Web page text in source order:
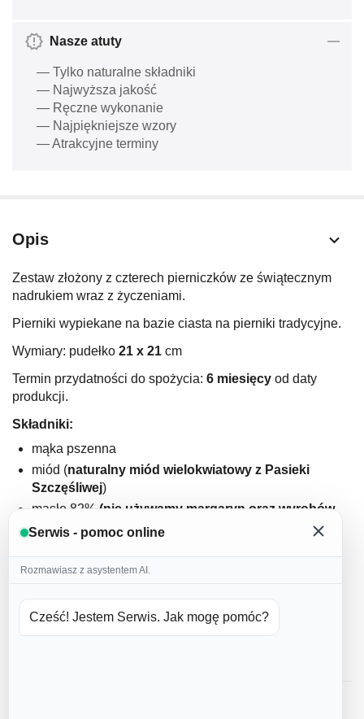
Nasze atuty
— Tylko naturalne składniki
— Najwyższa jakość
— Ręczne wykonanie
— Najpiękniejsze wzory
— Atrakcyjne terminy
Opis
Zestaw złożony z czterech pierniczków ze świątecznym
nadrukiem wraz z życzeniami.
Pierniki wypiekane na bazie ciasta na pierniki tradycyjne.
Wymiary: pudełko 21 x 21 cm
Termin przydatności do spożycia: 6 miesięcy od daty
produkcji.
Składniki:
mąka pszenna
miód (naturalny miód wielokwiatowy z Pasieki
Szczęśliwej)
masło 82%(nie używamy margaryn oraz wyrobów
masłopodobnych)
cukier puder
cynamon
soda
Serwis - pomoc online
Rozmawiasz z asystentem AI.
Cześć! Jestem Serwis. Jak mogę pomóc?